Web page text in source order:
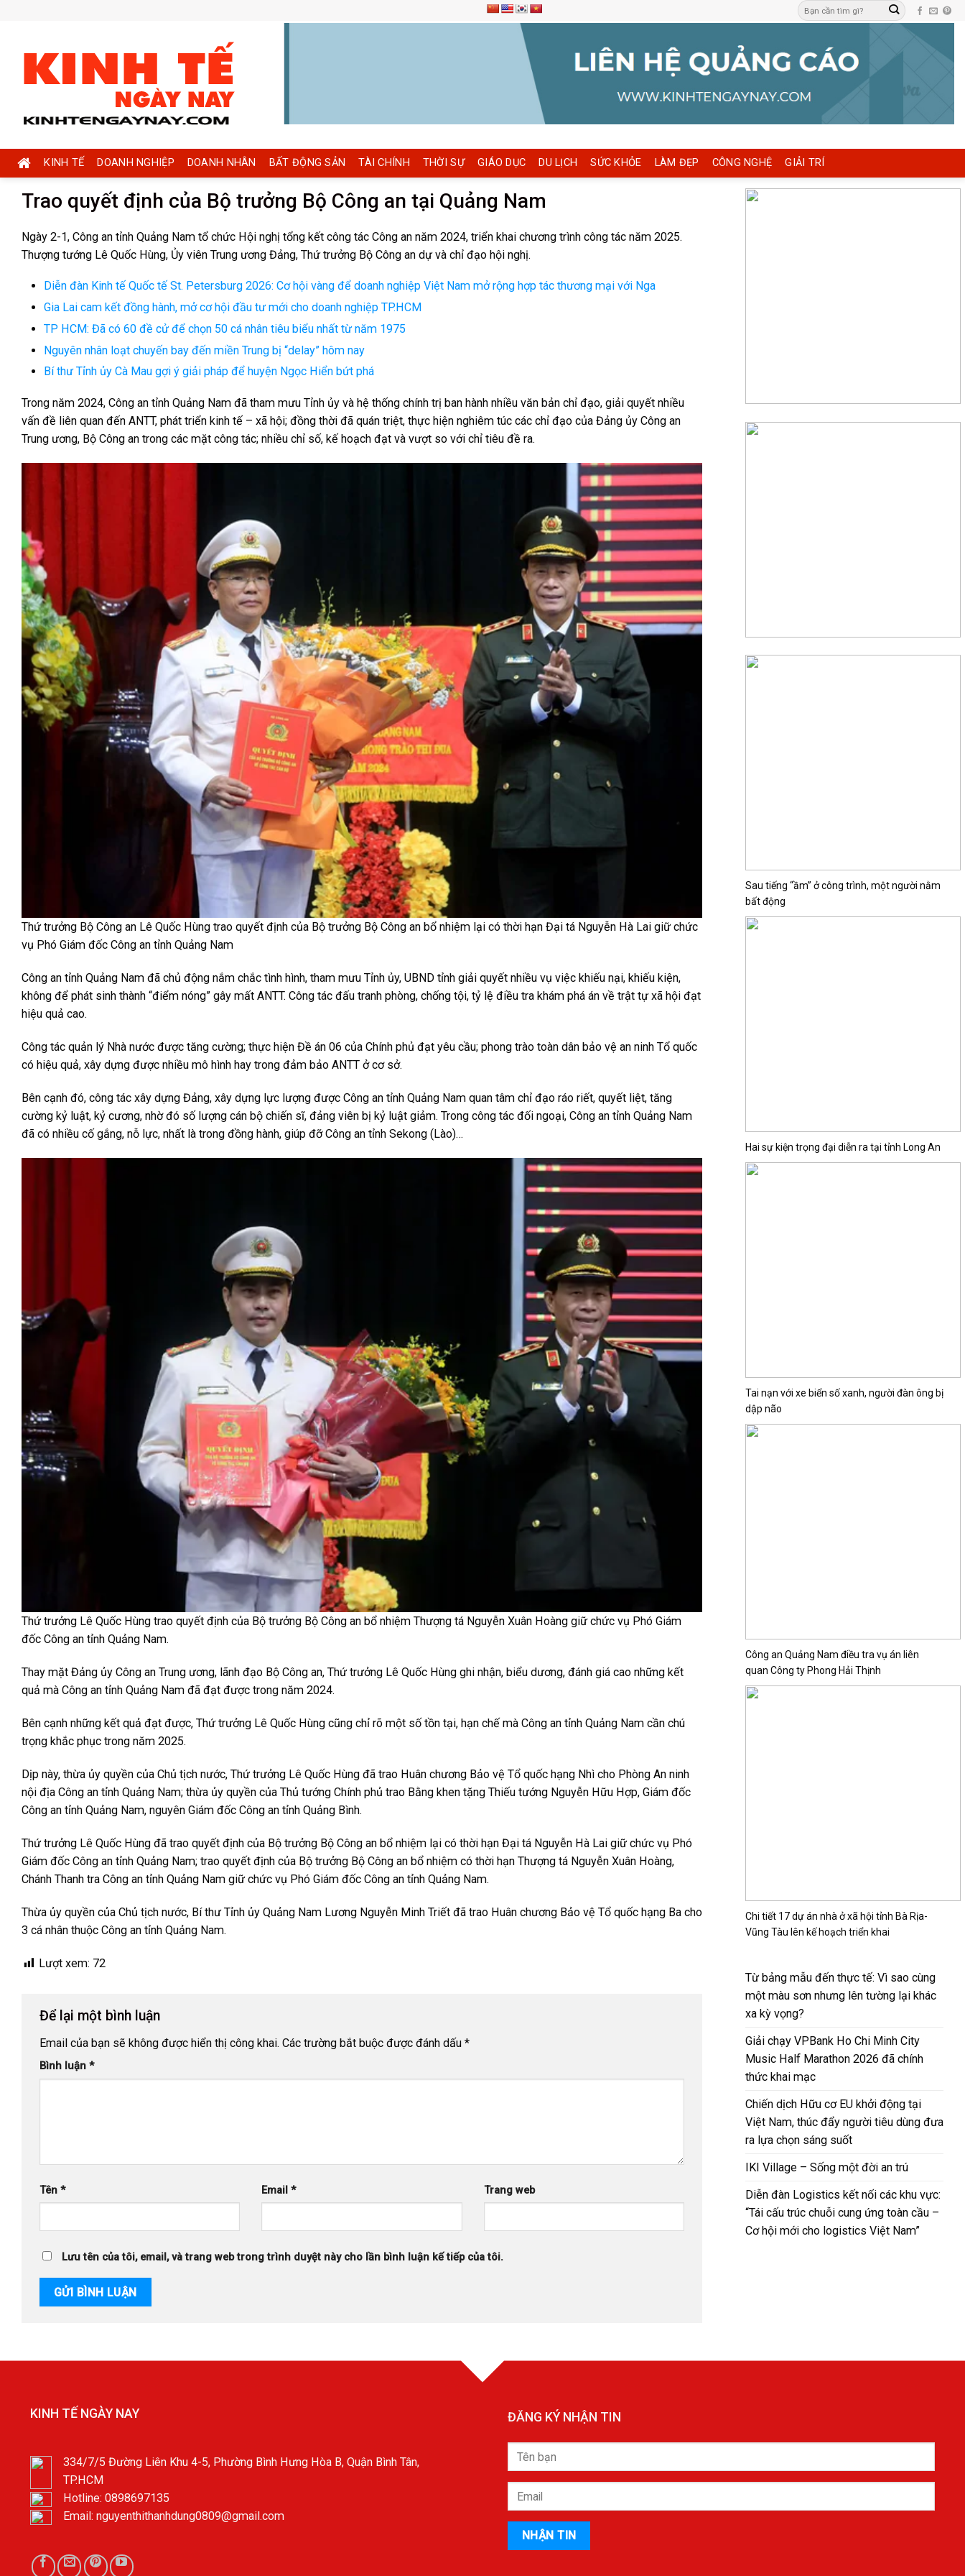
KINH TẾ DOANH NGHIỆP DOANH NHÂN BẤT ĐỘNG SẢN TÀI CHÍNH THỜI SỰ GIÁO DỤC DU LỊCH SỨC KHỎE LÀM ĐẸP CÔNG NGHỆ GIẢI TRÍ
Trao quyết định của Bộ trưởng Bộ Công an tại Quảng Nam
Ngày 2-1, Công an tỉnh Quảng Nam tổ chức Hội nghị tổng kết công tác Công an năm 2024, triển khai chương trình công tác năm 2025.
Thượng tướng Lê Quốc Hùng, Ủy viên Trung ương Đảng, Thứ trưởng Bộ Công an dự và chỉ đạo hội nghị.
Diễn đàn Kinh tế Quốc tế St. Petersburg 2026: Cơ hội vàng để doanh nghiệp Việt Nam mở rộng hợp tác thương mại với Nga
Gia Lai cam kết đồng hành, mở cơ hội đầu tư mới cho doanh nghiệp TP.HCM
TP HCM: Đã có 60 đề cử để chọn 50 cá nhân tiêu biểu nhất từ năm 1975
Nguyên nhân loạt chuyến bay đến miền Trung bị “delay” hôm nay
Bí thư Tỉnh ủy Cà Mau gợi ý giải pháp để huyện Ngọc Hiển bứt phá
Trong năm 2024, Công an tỉnh Quảng Nam đã tham mưu Tỉnh ủy và hệ thống chính trị ban hành nhiều văn bản chỉ đạo, giải quyết nhiều
vấn đề liên quan đến ANTT, phát triển kinh tế – xã hội; đồng thời đã quán triệt, thực hiện nghiêm túc các chỉ đạo của Đảng ủy Công an
Trung ương, Bộ Công an trong các mặt công tác; nhiều chỉ số, kế hoạch đạt và vượt so với chỉ tiêu đề ra.
Thứ trưởng Bộ Công an Lê Quốc Hùng trao quyết định của Bộ trưởng Bộ Công an bổ nhiệm lại có thời hạn Đại tá Nguyễn Hà Lai giữ chức
vụ Phó Giám đốc Công an tỉnh Quảng Nam
Công an tỉnh Quảng Nam đã chủ động nắm chắc tình hình, tham mưu Tỉnh ủy, UBND tỉnh giải quyết nhiều vụ việc khiếu nại, khiếu kiện,
không để phát sinh thành “điểm nóng” gây mất ANTT. Công tác đấu tranh phòng, chống tội, tỷ lệ điều tra khám phá án về trật tự xã hội đạt
hiệu quả cao.
Công tác quản lý Nhà nước được tăng cường; thực hiện Đề án 06 của Chính phủ đạt yêu cầu; phong trào toàn dân bảo vệ an ninh Tổ quốc
có hiệu quả, xây dựng được nhiều mô hình hay trong đảm bảo ANTT ở cơ sở.
Bên cạnh đó, công tác xây dựng Đảng, xây dựng lực lượng được Công an tỉnh Quảng Nam quan tâm chỉ đạo ráo riết, quyết liệt, tăng
cường kỷ luật, kỷ cương, nhờ đó số lượng cán bộ chiến sĩ, đảng viên bị kỷ luật giảm. Trong công tác đối ngoại, Công an tỉnh Quảng Nam
đã có nhiều cố gắng, nỗ lực, nhất là trong đồng hành, giúp đỡ Công an tỉnh Sekong (Lào)…
Thứ trưởng Lê Quốc Hùng trao quyết định của Bộ trưởng Bộ Công an bổ nhiệm Thượng tá Nguyễn Xuân Hoàng giữ chức vụ Phó Giám
đốc Công an tỉnh Quảng Nam.
Thay mặt Đảng ủy Công an Trung ương, lãnh đạo Bộ Công an, Thứ trưởng Lê Quốc Hùng ghi nhận, biểu dương, đánh giá cao những kết
quả mà Công an tỉnh Quảng Nam đã đạt được trong năm 2024.
Bên cạnh những kết quả đạt được, Thứ trưởng Lê Quốc Hùng cũng chỉ rõ một số tồn tại, hạn chế mà Công an tỉnh Quảng Nam cần chú
trọng khắc phục trong năm 2025.
Dịp này, thừa ủy quyền của Chủ tịch nước, Thứ trưởng Lê Quốc Hùng đã trao Huân chương Bảo vệ Tổ quốc hạng Nhì cho Phòng An ninh
nội địa Công an tỉnh Quảng Nam; thừa ủy quyền của Thủ tướng Chính phủ trao Bằng khen tặng Thiếu tướng Nguyễn Hữu Hợp, Giám đốc
Công an tỉnh Quảng Nam, nguyên Giám đốc Công an tỉnh Quảng Bình.
Thứ trưởng Lê Quốc Hùng đã trao quyết định của Bộ trưởng Bộ Công an bổ nhiệm lại có thời hạn Đại tá Nguyễn Hà Lai giữ chức vụ Phó
Giám đốc Công an tỉnh Quảng Nam; trao quyết định của Bộ trưởng Bộ Công an bổ nhiệm có thời hạn Thượng tá Nguyễn Xuân Hoàng,
Chánh Thanh tra Công an tỉnh Quảng Nam giữ chức vụ Phó Giám đốc Công an tỉnh Quảng Nam.
Thừa ủy quyền của Chủ tịch nước, Bí thư Tỉnh ủy Quảng Nam Lương Nguyễn Minh Triết đã trao Huân chương Bảo vệ Tổ quốc hạng Ba cho
3 cá nhân thuộc Công an tỉnh Quảng Nam.
Lượt xem: 72
Để lại một bình luận
Email của bạn sẽ không được hiển thị công khai. Các trường bắt buộc được đánh dấu *
Bình luận *
Tên * Email* Trang web
Lưu tên của tôi, email, và trang web trong trình duyệt này cho lần bình luận kế tiếp của tôi.
Sau tiếng “ầm” ở công trình, một người nằm
bất động
Hai sự kiện trọng đại diễn ra tại tỉnh Long An
Tai nạn với xe biển số xanh, người đàn ông bị
dập não
Công an Quảng Nam điều tra vụ án liên
quan Công ty Phong Hải Thịnh
Chi tiết 17 dự án nhà ở xã hội tỉnh Bà Rịa-
Vũng Tàu lên kế hoạch triển khai
Từ bảng mẫu đến thực tế: Vì sao cùng
một màu sơn nhưng lên tường lại khác
xa kỳ vọng?
Giải chạy VPBank Ho Chi Minh City
Music Half Marathon 2026 đã chính
thức khai mạc
Chiến dịch Hữu cơ EU khởi động tại
Việt Nam, thúc đẩy người tiêu dùng đưa
ra lựa chọn sáng suốt
IKI Village – Sống một đời an trú
Diễn đàn Logistics kết nối các khu vực:
“Tái cấu trúc chuỗi cung ứng toàn cầu –
Cơ hội mới cho logistics Việt Nam”
KINH TẾ NGÀY NAY
334/7/5 Đường Liên Khu 4-5, Phường Bình Hưng Hòa B, Quận Bình Tân,
TP.HCM
Hotline: 0898697135
Email: nguyenthithanhdung0809@gmail.com
ĐĂNG KÝ NHẬN TIN